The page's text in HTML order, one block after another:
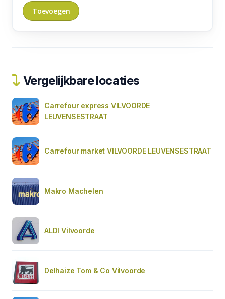
Vergelijkbare locaties
Carrefour express VILVOORDE
LEUVENSESTRAAT
Carrefour market VILVOORDE LEUVENSESTRAAT
Makro Machelen
ALDI Vilvoorde
Delhaize Tom & Co Vilvoorde